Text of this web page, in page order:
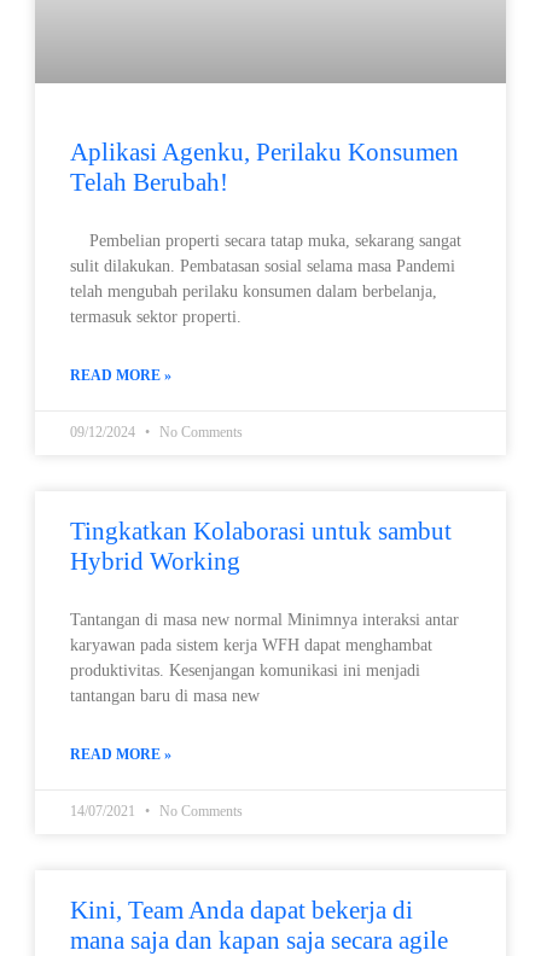
Aplikasi Agenku, Perilaku Konsumen
Telah Berubah!
Pembelian properti secara tatap muka, sekarang sangat
sulit dilakukan. Pembatasan sosial selama masa Pandemi
telah mengubah perilaku konsumen dalam berbelanja,
termasuk sektor properti.
READ MORE »
09/12/2024 No Comments
Tingkatkan Kolaborasi untuk sambut
Hybrid Working
Tantangan di masa new normal Minimnya interaksi antar
karyawan pada sistem kerja WFH dapat menghambat
produktivitas. Kesenjangan komunikasi ini menjadi
tantangan baru di masa new
READ MORE »
14/07/2021 No Comments
Kini, Team Anda dapat bekerja di
mana saja dan kapan saja secara agile